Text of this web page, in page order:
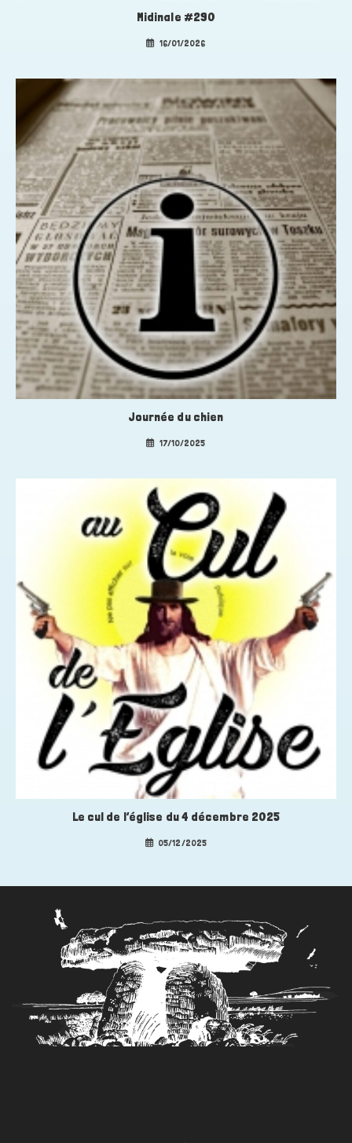
Midinale #290
16/01/2026
Journée du chien
17/10/2025
Le cul de l’église du 4 décembre 2025
05/12/2025